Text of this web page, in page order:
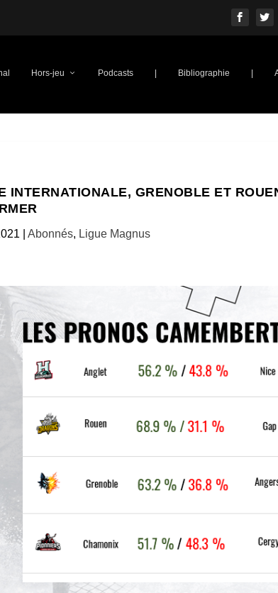
Hors-jeu Podcasts Bibliographie
INTERNATIONALE, GRENOBLE ET
Abonnés, Ligue Magnus